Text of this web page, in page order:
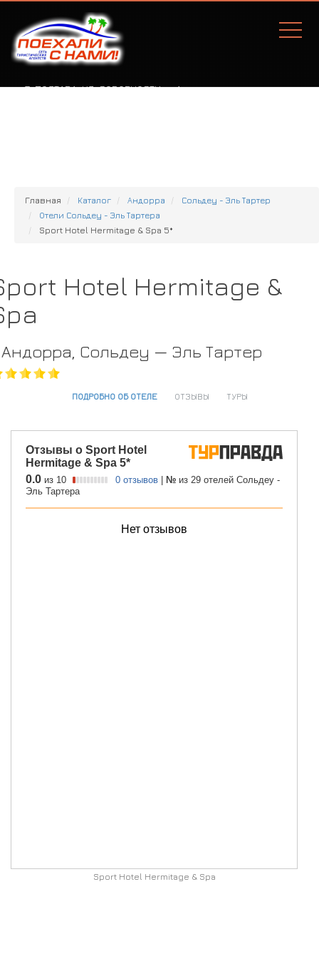
Г. ПОЛТАВА, УЛ. СОБОРНОСТИ, 77А
Главная Каталог Андорра
Сольдеу - Эль Тартер
Отели Сольдеу - Эль Тартера
Sport Hotel Hermitage & Spa 5*
Hotel Hermitage &
Андорра, Сольдеу — Эль Тартер
ПОДРОБНО ОБ ОТЕЛЕ ОТЗЫВЫ ТУРЫ
Sport Hotel Hermitage & Spa